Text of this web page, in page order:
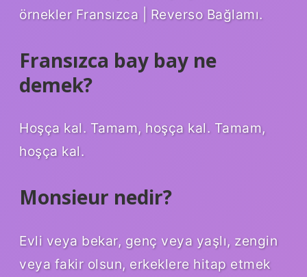
örnekler Fransızca | Reverso Bağlamı.
Fransızca bay bay ne
demek?
Hoşça kal. Tamam, hoşça kal. Tamam,
hoşça kal.
Monsieur nedir?
Evli veya bekar, genç veya yaşlı, zengin
veya fakir olsun, erkeklere hitap etmek